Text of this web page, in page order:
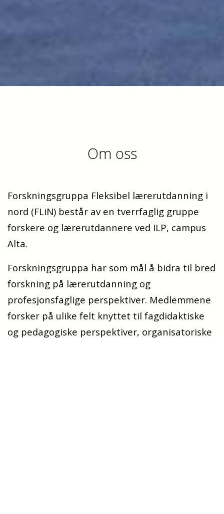
Om oss
Forskningsgruppa Fleksibel lærerutdanning i
nord (FLiN) består av en tverrfaglig gruppe
forskere og lærerutdannere ved ILP, campus
Alta.
Forskningsgruppa har som mål å bidra til bred
forskning på lærerutdanning og
profesjonsfaglige perspektiver. Medlemmene
forsker på ulike felt knyttet til fagdidaktiske
og pedagogiske perspektiver, organisatoriske